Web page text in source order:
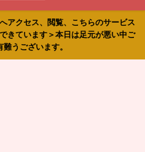
アクセス、閲覧、こちらのサービス
きています＞本日は足元が悪い中ご
難うございます。